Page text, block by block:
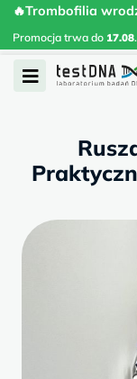
Skip
content
🔥Trombofilia
Promocja trwa do 17.08.
🔥Trombofilia wrodzona
Open